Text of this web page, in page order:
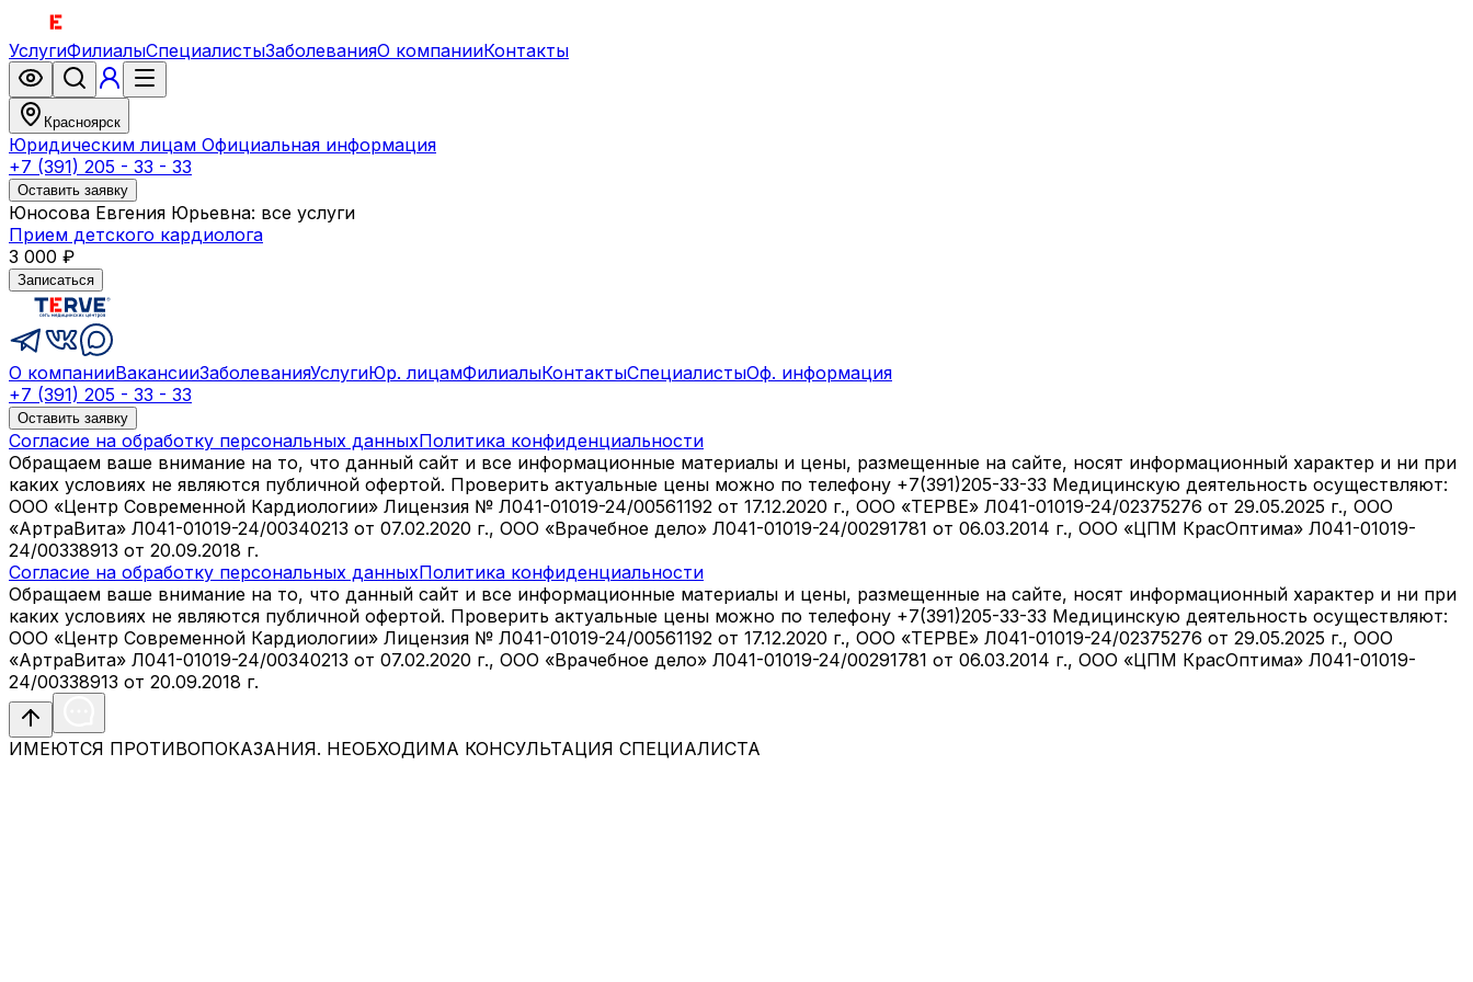
УслугиФилиалыСпециалистыЗаболеванияО компанииКонтакты
Красноярск
Юридическим лицам Официальная информация
+7 (391) 205 - 33 - 33
Оставить заявку
Юносова Евгения Юрьевна: все услуги
Прием детского кардиолога
3 000 ₽
Записаться
О компанииВакансииЗаболеванияУслугиЮр. лицамФилиалыКонтактыСпециалистыОф. информация
+7 (391) 205 - 33 - 33
Оставить заявку
Согласие на обработку персональных данныхПолитика конфиденциальности
Обращаем ваше внимание на то, что данный сайт и все информационные материалы и цены, размещенные на сайте, носят информационный характер и ни при
каких условиях не являются публичной офертой. Проверить актуальные цены можно по телефону +7(391)205-33-33 Медицинскую деятельность осуществляют:
ООО «Центр Современной Кардиологии» Лицензия № Л041-01019-24/00561192 от 17.12.2020 г., ООО «ТЕРВЕ» Л041-01019-24/02375276 от 29.05.2025 г., ООО
«АртраВита» Л041-01019-24/00340213 от 07.02.2020 г., ООО «Врачебное дело» Л041-01019-24/00291781 от 06.03.2014 г., ООО «ЦПМ КрасОптима» Л041-01019-
24/00338913 от 20.09.2018 г.
Согласие на обработку персональных данныхПолитика конфиденциальности
Обращаем ваше внимание на то, что данный сайт и все информационные материалы и цены, размещенные на сайте, носят информационный характер и ни при
каких условиях не являются публичной офертой. Проверить актуальные цены можно по телефону +7(391)205-33-33 Медицинскую деятельность осуществляют:
ООО «Центр Современной Кардиологии» Лицензия № Л041-01019-24/00561192 от 17.12.2020 г., ООО «ТЕРВЕ» Л041-01019-24/02375276 от 29.05.2025 г., ООО
«АртраВита» Л041-01019-24/00340213 от 07.02.2020 г., ООО «Врачебное дело» Л041-01019-24/00291781 от 06.03.2014 г., ООО «ЦПМ КрасОптима» Л041-01019-
24/00338913 от 20.09.2018 г.
ИМЕЮТСЯ ПРОТИВОПОКАЗАНИЯ. НЕОБХОДИМА КОНСУЛЬТАЦИЯ СПЕЦИАЛИСТА